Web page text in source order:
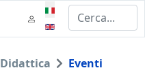
Seleziona la tua lingua
Didattica
Eventi